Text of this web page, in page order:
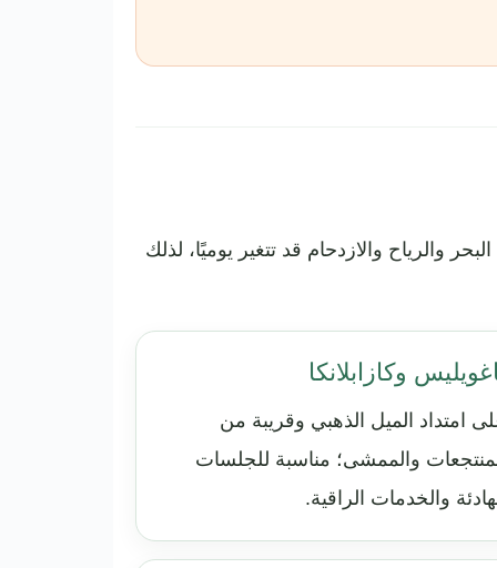
والرياح والازدحام قد تتغير يوميًا، لذلك
وكازابلانكا
امتداد الميل الذهبي وقريبة من
والممشى؛ مناسبة للجلسات
والخدمات الراقية.